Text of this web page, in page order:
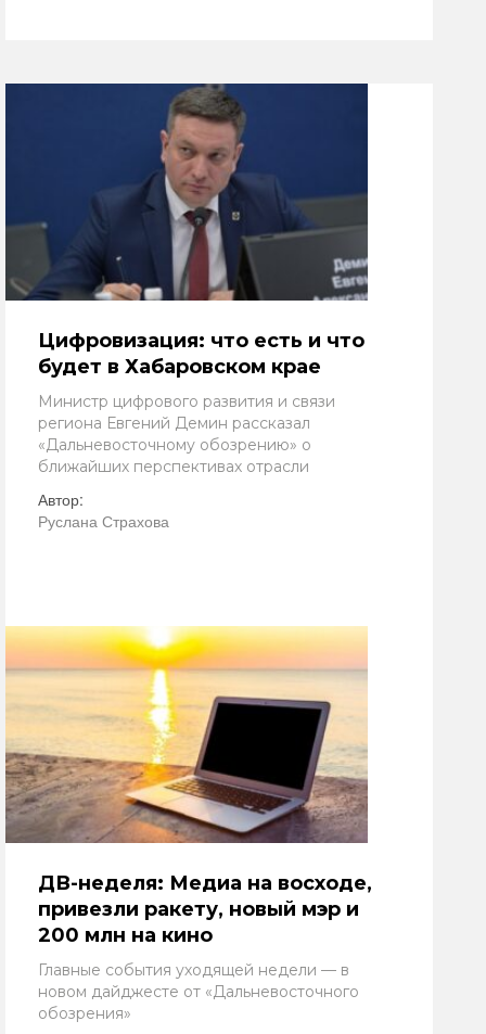
Цифровизация: что есть и что
будет в Хабаровском крае
Министр цифрового развития и связи
региона Евгений Демин рассказал
«Дальневосточному обозрению» о
ближайших перспективах отрасли
Автор:
Руслана Страхова
ДВ-неделя: Медиа на восходе,
привезли ракету, новый мэр и
200 млн на кино
Главные события уходящей недели — в
новом дайджесте от «Дальневосточного
обозрения»